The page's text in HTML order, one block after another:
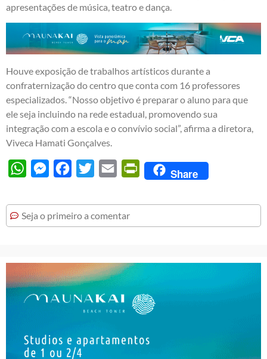
apresentações de música, teatro e dança.
Houve exposição de trabalhos artísticos durante a
confraternização do centro que conta com 16 professores
especializados. “Nosso objetivo é preparar o aluno para que
ele seja incluindo na rede estadual, promovendo sua
integração com a escola e o convívio social”, afirma a diretora,
Viveca Hamati Gonçalves.
WhatsAppMessengerFacebook
Twitter Email PrintFriendly
Share
Seja o primeiro a comentar